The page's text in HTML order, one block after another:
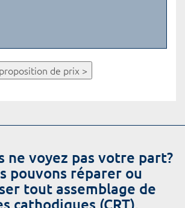
de prix >
ne voyez pas votre part?
pouvons réparer ou
tout assemblage de
cathodiques (CRT).